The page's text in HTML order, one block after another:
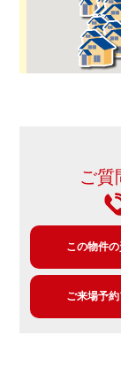
ご質
この物件
ご来場予